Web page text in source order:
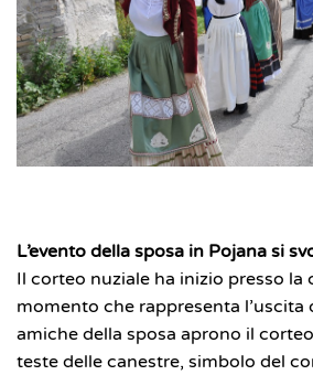
L’evento della sposa in Pojana si
Il corteo nuziale ha inizio presso la
momento che rappresenta l’uscita
amiche della sposa aprono il
teste delle canestre, simbolo del